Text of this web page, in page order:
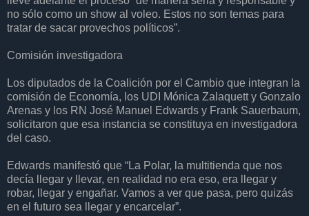
no sólo como un show al voleo. Estos no son temas para
tratar de sacar provechos políticos”.
Comisión investigadora
Los diputados de la Coalición por el Cambio que integran la
comisión de Economía, los UDI Mónica Zalaquett y Gonzalo
Arenas y los RN José Manuel Edwards y Frank Sauerbaum,
solicitaron que esa instancia se constituya en investigadora
del caso.
Edwards manifestó que “La Polar, la multitienda que nos
decía llegar y llevar, en realidad no era eso, era llegar y
robar, llegar y engañar. Vamos a ver que pasa, pero quizás
en el futuro sea llegar y encarcelar”.